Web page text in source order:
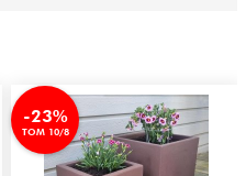
-23%
TOM 10/8